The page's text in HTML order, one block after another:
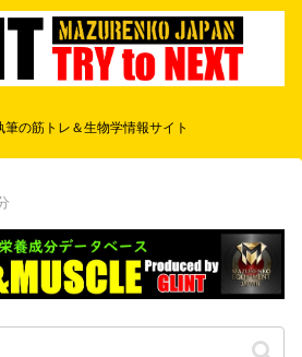
筆の筋トレ＆生物学情報サイト